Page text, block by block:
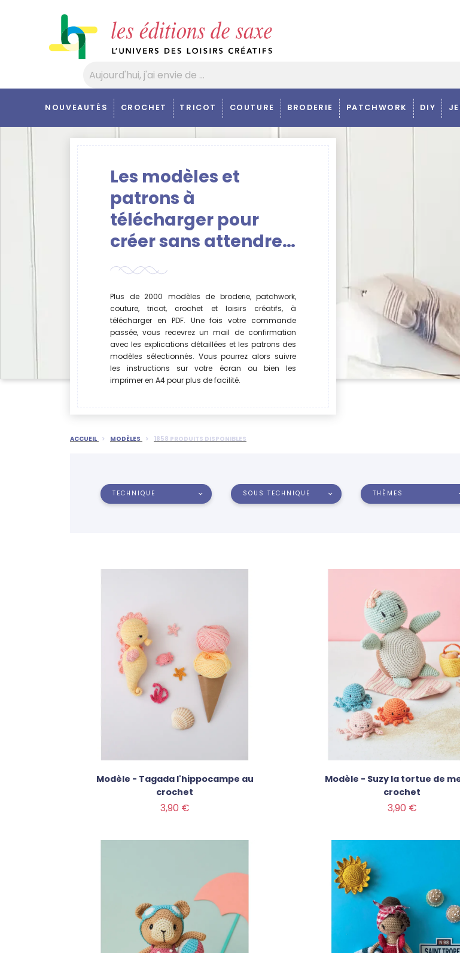
NOUVEAUTÉS CROCHET TRICOT COUTURE BRODERIE PATCHWORK DIY
Les modèles et
patrons à
télécharger pour
créer sans attendre…
Plus de 2000 modèles de broderie, patchwork,
couture, tricot, crochet et loisirs créatifs, à
télécharger en PDF. Une fois votre commande
passée, vous recevrez un mail de confirmation
avec les explications détaillées et les patrons des
modèles sélectionnés. Vous pourrez alors suivre
les instructions sur votre écran ou bien les
imprimer en A4 pour plus de facilité.
ACCUEIL MODÈLES 1858 PRODUITS DISPONIBLES
TECHNIQUE SOUS TECHNIQUE THÈMES
Modèle - Tagada l'hippocampe au
crochet
3,90 €
Modèle - Suzy la tortue de
crochet
3,90 €